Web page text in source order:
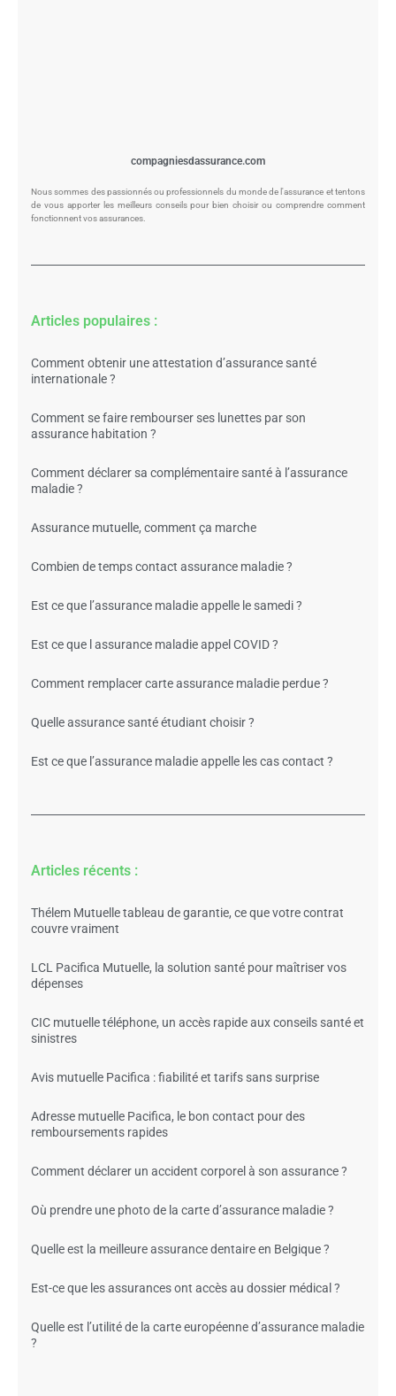
compagniesdassurance.com
Nous sommes des passionnés ou professionnels du monde de l'assurance et tentons
de vous apporter les meilleurs conseils pour bien choisir ou comprendre comment
fonctionnent vos assurances.
Articles populaires :
Comment obtenir une attestation d’assurance santé
internationale ?
Comment se faire rembourser ses lunettes par son
assurance habitation ?
Comment déclarer sa complémentaire santé à l’assurance
maladie ?
Assurance mutuelle, comment ça marche
Combien de temps contact assurance maladie ?
Est ce que l’assurance maladie appelle le samedi ?
Est ce que l assurance maladie appel COVID ?
Comment remplacer carte assurance maladie perdue ?
Quelle assurance santé étudiant choisir ?
Est ce que l’assurance maladie appelle les cas contact ?
Articles récents :
Thélem Mutuelle tableau de garantie, ce que votre contrat
couvre vraiment
LCL Pacifica Mutuelle, la solution santé pour maîtriser vos
dépenses
CIC mutuelle téléphone, un accès rapide aux conseils santé et
sinistres
Avis mutuelle Pacifica : fiabilité et tarifs sans surprise
Adresse mutuelle Pacifica, le bon contact pour des
remboursements rapides
Comment déclarer un accident corporel à son assurance ?
Où prendre une photo de la carte d’assurance maladie ?
Quelle est la meilleure assurance dentaire en Belgique ?
Est-ce que les assurances ont accès au dossier médical ?
Quelle est l’utilité de la carte européenne d’assurance maladie
?